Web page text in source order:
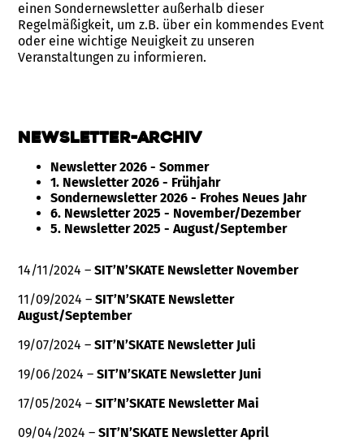
einen Sondernewsletter außerhalb dieser
Regelmäßigkeit, um z.B. über ein kommendes Event
oder eine wichtige Neuigkeit zu unseren
Veranstaltungen zu informieren.
Newsletter-Archiv
Newsletter 2026 - Sommer
1. Newsletter 2026 - Frühjahr
Sondernewsletter 2026 - Frohes Neues Jahr
6. Newsletter 2025 - November/Dezember
5. Newsletter 2025 - August/September
14/11/2024 –SIT’N’SKATE Newsletter November
11/09/2024 –SIT’N’SKATE Newsletter
August/September
19/07/2024 –SIT’N’SKATE Newsletter Juli
19/06/2024 –SIT’N’SKATE Newsletter Juni
17/05/2024 –SIT’N’SKATE Newsletter Mai
09/04/2024 –SIT’N’SKATE Newsletter April